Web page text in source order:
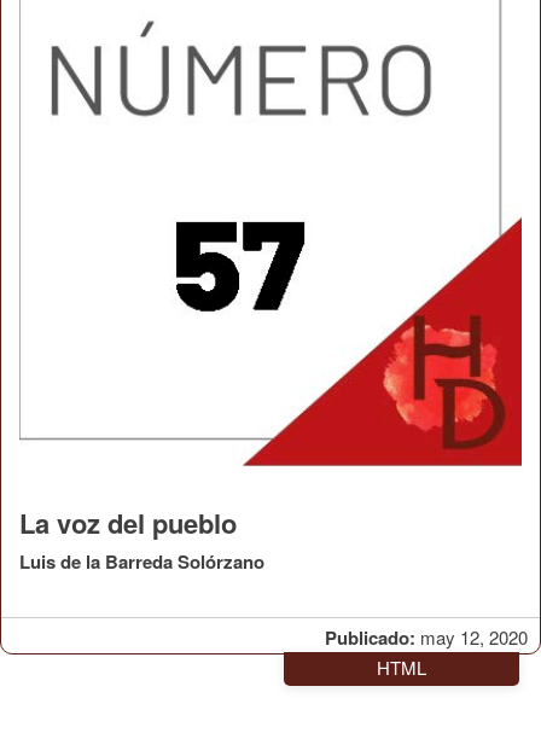
Publicado: may 12, 2020
La voz del pueblo
Luis de la Barreda Solórzano
HTML